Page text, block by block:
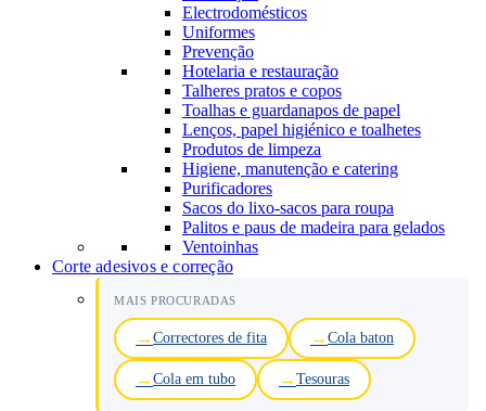
Electrodomésticos
Uniformes
Prevenção
Hotelaria e restauração
Talheres pratos e copos
Toalhas e guardanapos de papel
Lenços, papel higiénico e toalhetes
Produtos de limpeza
Higiene, manutenção e catering
Purificadores
Sacos do lixo-sacos para roupa
Palitos e paus de madeira para gelados
Ventoinhas
Corte adesivos e correção
MAIS PROCURADAS
Correctores de fita Cola baton
Cola em tubo Tesouras